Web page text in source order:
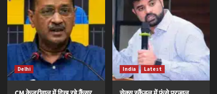
Delhi India Latest